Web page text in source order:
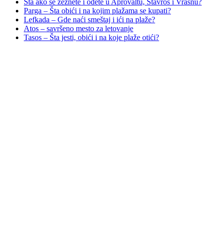
Parga – Šta obići i na kojim plažama se kupati?
Lefkada – Gde naći smeštaj i ići na plaže?
Atos – savršeno mesto za letovanje
Tasos – Šta jesti, obići i na koje plaže otići?